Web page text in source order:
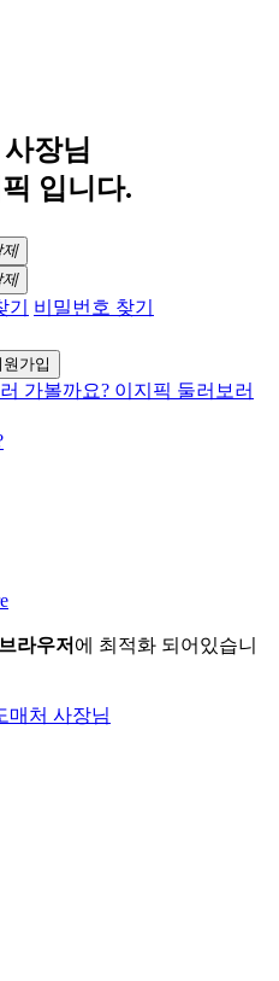
장님
입니다.
제
제
비밀번호 찾기
가입
라우저 에 최적화 되어있습니
매처 사장님